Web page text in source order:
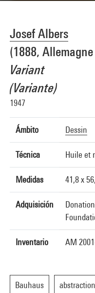
Josef Albers
(1888,
Variant
(Variante)
1947
Ámbito Dessin
Técnica Huile et
Medidas 41,8 x
Adquisición
Inventario AM
Bauhaus abstraction